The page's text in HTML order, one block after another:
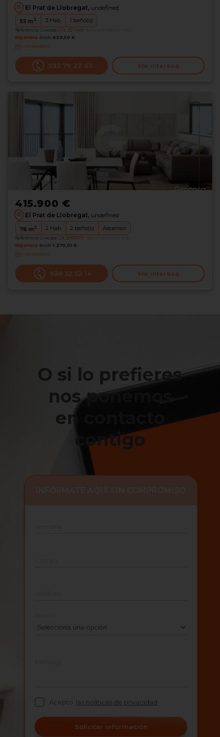
El Prat de Llobregat, undefined
55 m2 3 Hab. 1 baño(s)
Referencia Grocasa G19_327348
Hipoteca desde 629,50 €
Interesados0
933 79 27 43 Me interesa
415.900 €
El Prat de Llobregat, undefined
76 m2 2 Hab. 2 baño(s) Ascensor
Referencia Grocasa G9_2067179
Hipoteca desde 1.270,01 €
Interesados0
938 32 52 14 Me interesa
O si lo prefieres
nos ponemos
en contacto
contigo
Acepto las políticas de privacidad
Solicitar información